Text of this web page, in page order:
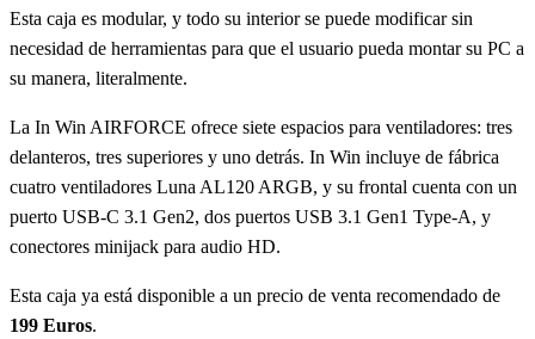
Esta caja es modular, y todo su interior se puede modificar sin
necesidad de herramientas para que el usuario pueda montar su PC a
su manera, literalmente.
La In Win AIRFORCE ofrece siete espacios para ventiladores: tres
delanteros, tres superiores y uno detrás. In Win incluye de fábrica
cuatro ventiladores Luna AL120 ARGB, y su frontal cuenta con un
puerto USB-C 3.1 Gen2, dos puertos USB 3.1 Gen1 Type-A, y
conectores minijack para audio HD.
Esta caja ya está disponible a un precio de venta recomendado de
199 Euros.